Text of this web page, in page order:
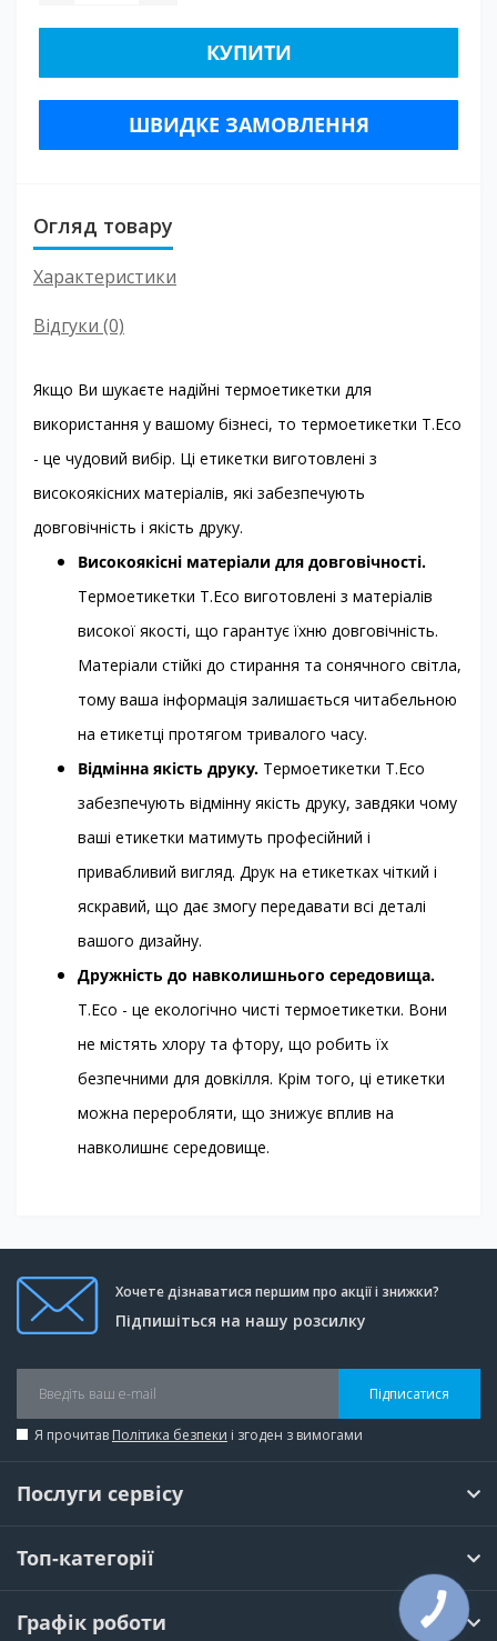
КУПИТИ
ШВИДКЕ ЗАМОВЛЕННЯ
Огляд товару
Характеристики
Відгуки (0)
Якщо Ви шукаєте надійні термоетикетки для
використання у вашому бізнесі, то термоетикетки T.Eco
- це чудовий вибір. Ці етикетки виготовлені з
високоякісних матеріалів, які забезпечують
довговічність і якість друку.
Високоякісні матеріали для довговічності.
Термоетикетки T.Eco виготовлені з матеріалів
високої якості, що гарантує їхню довговічність.
Матеріали стійкі до стирання та сонячного світла,
тому ваша інформація залишається читабельною
на етикетці протягом тривалого часу.
Відмінна якість друку. Термоетикетки T.Eco
забезпечують відмінну якість друку, завдяки чому
ваші етикетки матимуть професійний і
привабливий вигляд. Друк на етикетках чіткий і
яскравий, що дає змогу передавати всі деталі
вашого дизайну.
Дружність до навколишнього середовища.
T.Eco - це екологічно чисті термоетикетки. Вони
не містять хлору та фтору, що робить їх
безпечними для довкілля. Крім того, ці етикетки
можна переробляти, що знижує вплив на
навколишнє середовище.
Хочете дізнаватися першим про акції і знижки?
Підпишіться на нашу розсилку
Підписатися
Я прочитав Політика безпеки і згоден з вимогами
Послуги сервісу
Топ-категорії
Графік роботи
КНОПКА
ЗВ'ЯЗКУ